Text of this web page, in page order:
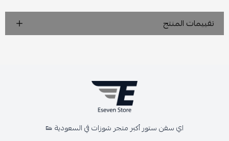
تقييمات المنتج
اي سفن ستور أكبر متجر شوزات في السعودية 👟